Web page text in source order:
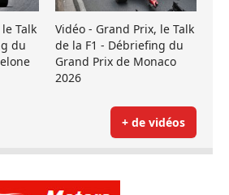
Talk
du
Vidéo - Grand Prix, le Talk
de la F1 - Débriefing du
Grand Prix de Monaco
2026
+ de vidéos